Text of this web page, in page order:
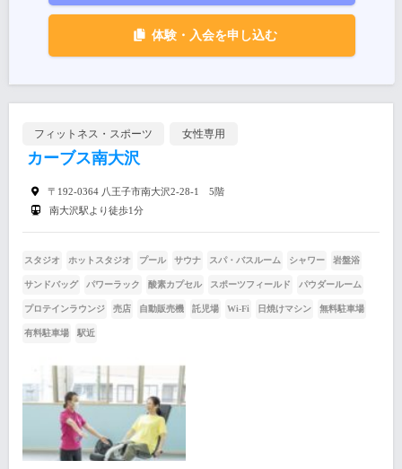
体験・入会を申し込む
フィットネス・スポーツ 女性専用
カーブス南大沢
〒192-0364 八王子市南大沢2-28-1 5階
南大沢駅より徒歩1分
スタジオ ホットスタジオ プール サウナ スパ・バスルーム シャワー 岩盤浴
サンドバッグ パワーラック 酸素カプセル スポーツフィールド パウダールーム
プロテインラウンジ 売店 自動販売機 託児場 Wi-Fi 日焼けマシン 無料駐車場
有料駐車場 駅近